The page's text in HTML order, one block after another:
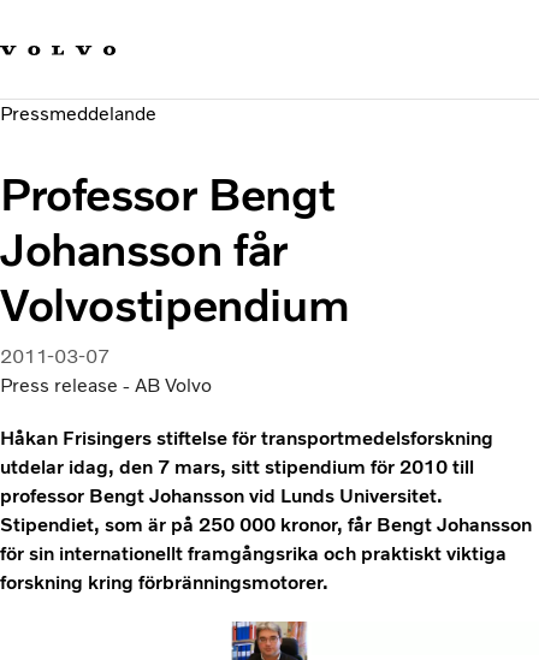
Hållbara transporter
Investerare
Nyheter och Media
Pressmeddelande
Professor Bengt
Johansson får
Volvostipendium
2011-03-07
Press release - AB Volvo
Håkan Frisingers stiftelse för transportmedelsforskning
utdelar idag, den 7 mars, sitt stipendium för 2010 till
professor Bengt Johansson vid Lunds Universitet.
Stipendiet, som är på 250 000 kronor, får Bengt Johansson
för sin internationellt framgångsrika och praktiskt viktiga
forskning kring förbränningsmotorer.